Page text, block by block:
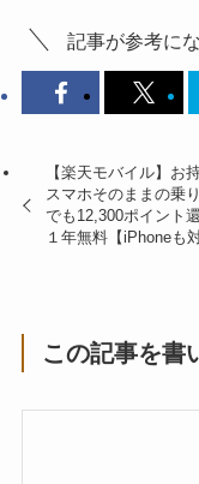
記事が参考に
【楽天モバイル】お
スマホそのままの乗
でも12,300ポイント
１年無料【iPhoneも対
この記事を書